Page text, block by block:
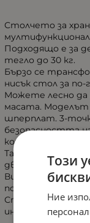
Столчето за
Подходящо е за
тегло до 30 кг.
Бързо се
нисък стол за по-
Можете лесно да
масата. Моделът
шперплат. 3-
безопасността
когато вече не е
Таблата за
движение.
Височината на
позиции,
Стилният дизайн
интериор.
Този
Ние